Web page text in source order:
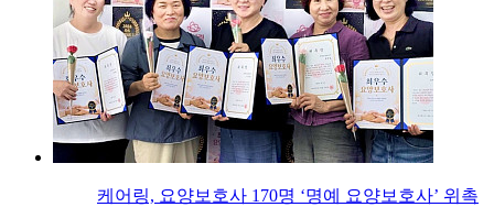
케어링, 요양보호사 170명 ‘명예 요양보호사’ 위촉